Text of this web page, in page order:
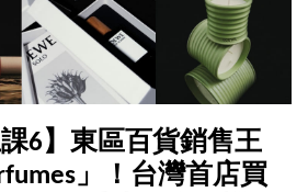
課6】東區百貨銷售王
」！台灣首店買